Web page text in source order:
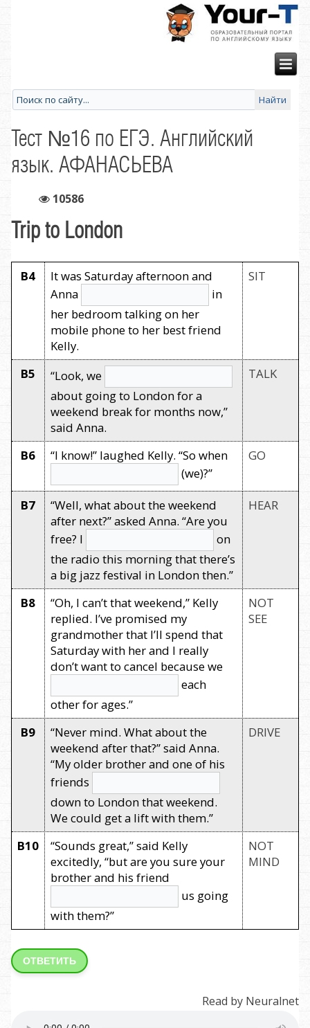
Тест №16 по ЕГЭ. Английский
язык. АФАНАСЬЕВА
10586
Trip to London
B4
It was Saturday afternoon and
Anna
in
her bedroom talking on her
mobile phone to her best friend
Kelly.
SIT
B5
“Look, we
about going to London for a
weekend break for months now,”
said Anna.
TALK
B6
“I know!” laughed Kelly. “So when
(we)?”
GO
B7
“Well, what about the weekend
after next?” asked Anna. “Are you
free? I
on
the radio this morning that there’s
a big jazz festival in London then.”
HEAR
B8
“Oh, I can’t that weekend,” Kelly
replied. I’ve promised my
grandmother that I’ll spend that
Saturday with her and I really
don’t want to cancel because we
each
other for ages.”
NOT
SEE
B9
“Never mind. What about the
weekend after that?” said Anna.
“My older brother and one of his
friends
down to London that weekend.
We could get a lift with them.”
DRIVE
B10
“Sounds great,” said Kelly
excitedly, “but are you sure your
brother and his friend
us going
with them?”
NOT
MIND
ОТВЕТИТЬ
Read by Neuralnet